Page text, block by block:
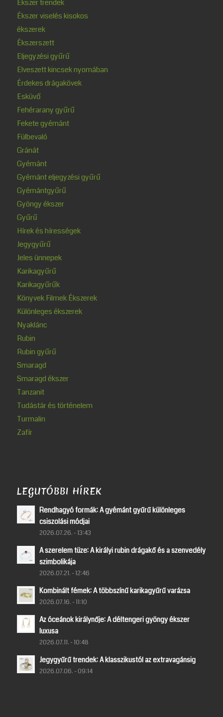
Ékszer trendek
Ékszer viselés kisokos
ékszerek
Ékszerszett
Eljegyzési gyűrű
Elveszett kincsek nyomában
Érdekes drágakövek
Esküvő
Fehérarany gyűrű
Fekete gyémánt
Fülbevaló
Gránát
Gyémánt
Gyémánt eljegyzési gyűrű
Gyémántgyűrű
Gyöngy ékszer
Gyűrű
Hírek és hírességek
Jegygyűrű
Jeles ünnepek
Karikagyűrű
Karikagyűrűk
Könyvek Filmek Ékszerek
Különleges ékszerek
Nyaklánc
Rubin
Rubin gyűrű
Smaragd
Smaragd ékszer
Tanzanit
Tudástár és történelem
Turmalin
Zafír
LEGUTÓBBI HÍREK
Rendhagyó formák: A gyémánt gyűrű különleges
csiszolási módjai
2026.07.26. - 13:43
A szerelem tüze: A királyi rubin drágakő és a szenvedély
szimbolikája
2026.07.21. - 12:46
Kombinált fémek: A többszínű karikagyűrű varázsa
2026.07.16. - 11:10
Az óceánok királynője: A déltengeri gyöngy ékszer
luxusa
2026.07.11. - 10:48
Jegygyűrű trendek: A klasszikustól az extravagánsig
2026.07.06. - 09:14